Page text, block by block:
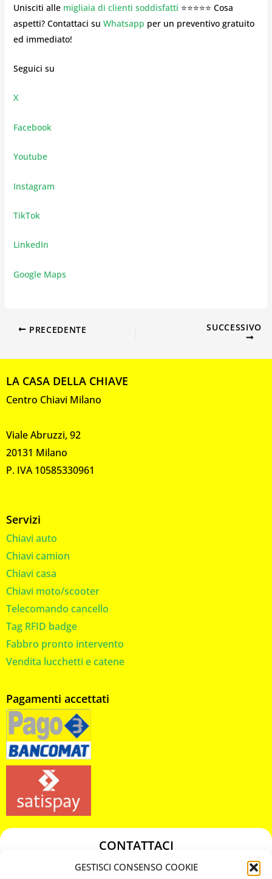
GESTISCI CONSENSO COOKIE
Unisciti alle migliaia di clienti soddisfatti ⭐⭐⭐⭐⭐ Cosa
aspetti? Contattaci su Whatsapp per un preventivo gratuito
ed immediato!
Seguici su
X
Facebook
Youtube
Instagram
TikTok
LinkedIn
Google Maps
PRECEDENTE SUCCESSIVO
LA CASA DELLA CHIAVE
Centro Chiavi Milano
Viale Abruzzi, 92
20131 Milano
P. IVA 10585330961
Servizi
Chiavi auto
Chiavi camion
Chiavi casa
Chiavi moto/scooter
Telecomando cancello
Tag RFID badge
Fabbro pronto intervento
Vendita lucchetti e catene
Pagamenti accettati
CONTATTACI
349 3863811